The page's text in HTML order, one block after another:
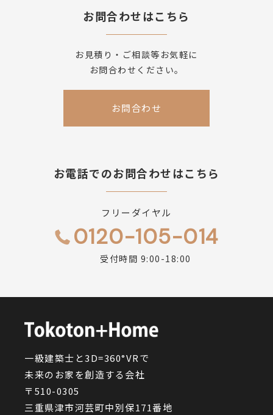
お問合わせはこちら
お見積り・ご相談等お気軽に
お問合わせください。
お問合わせ
お電話でのお問合わせはこちら
フリーダイヤル
0120-105-014
受付時間 9:00-18:00
一級建築士と3D=360°VRで
未来のお家を創造する会社
〒510-0305
三重県津市河芸町中別保171番地